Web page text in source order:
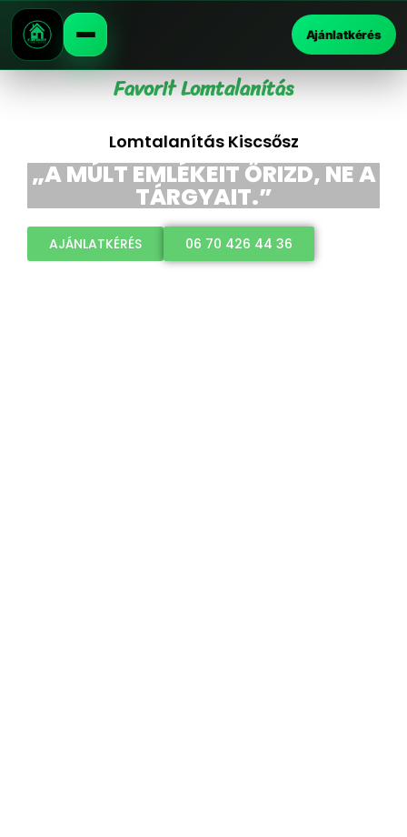
Ajánlatkérés
Favorit Lomtalanítás
Lomtalanítás Kiscsősz
„A MÚLT EMLÉKEIT ŐRIZD, NE A
TÁRGYAIT.”
AJÁNLATKÉRÉS 06 70 426 44 36